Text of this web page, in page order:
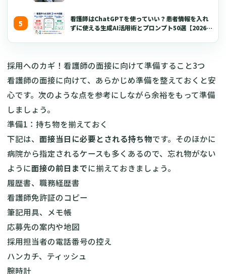
看護師はChatGPTを使っていい？患者情報を入れ
ずに使える生成AI活用術とプロンプト50選【2026年
採用へのカギ！看護師の面接に向けて準備すること3つ
看護師の面接に向けて、あらかじめ準備を整えておくと安
心です。次のような点を参考にしながら余裕をもって準備
しましょう。
準備1：持ち物を揃えておく
下記は、 面接当日に必要とされる持ち物です。そのほかに
病院から指定されるケースも多くあるので、忘れ物がない
ように面接の前日までに揃えておきましょう。
履歴書、職務経歴書
看護師免許証のコピー
筆記用具、メモ帳
応募先の案内や地図
採用担当者の電話番号の控え
ハンカチ、ティッシュ
腕時計